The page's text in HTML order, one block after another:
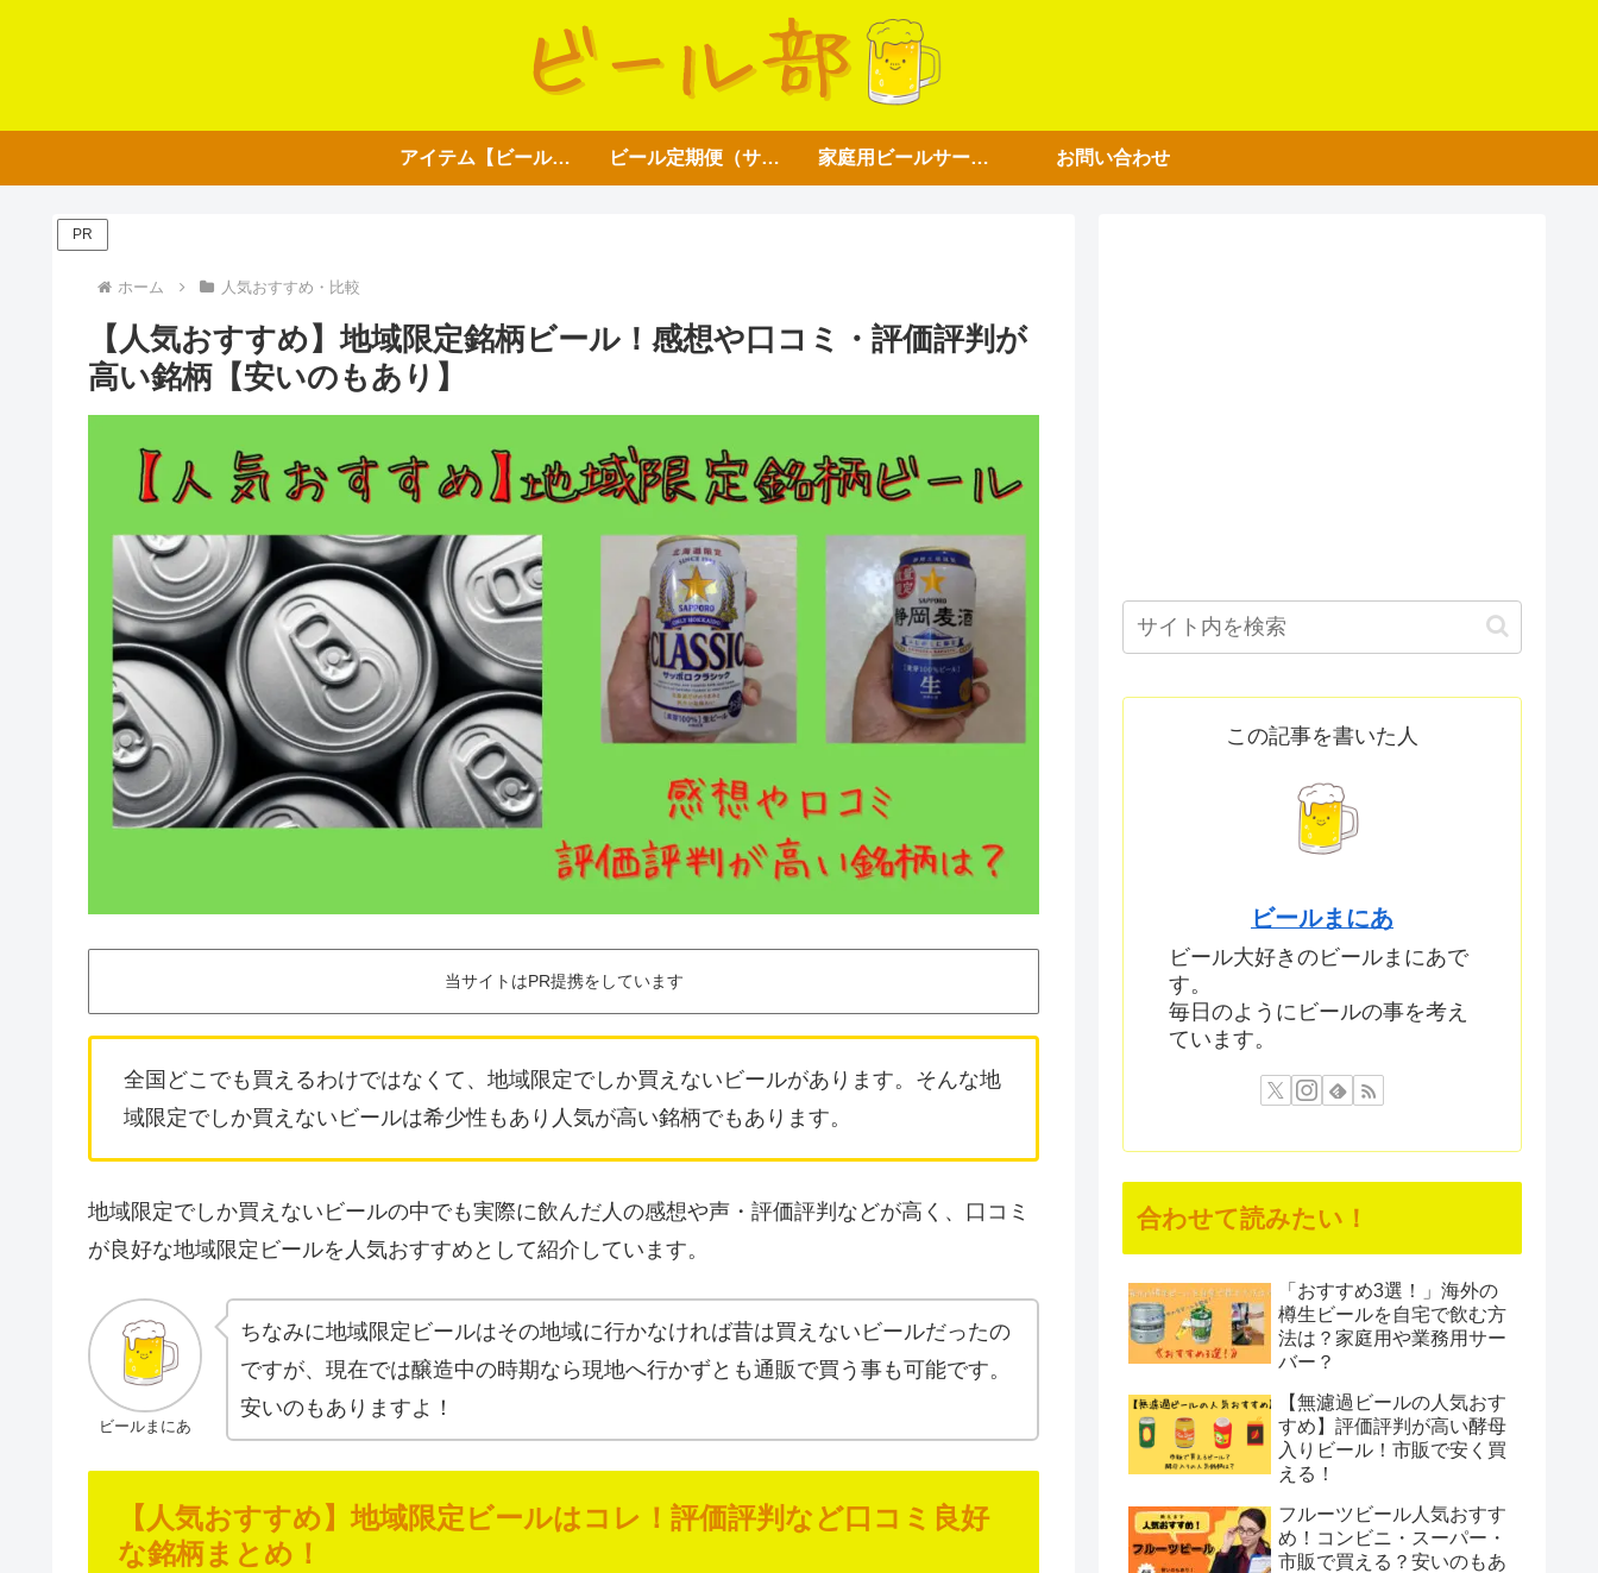
アイテム【ビール好き用】 ビール定期便（サブスク） 家庭用ビールサーバー お問い合わせ
PR
ホーム 人気おすすめ・比較
【人気おすすめ】地域限定銘柄ビール！感想や口コミ・評価評判が
高い銘柄【安いのもあり】
当サイトはPR提携をしています
全国どこでも買えるわけではなくて、地域限定でしか買えないビールがあります。そんな地
域限定でしか買えないビールは希少性もあり人気が高い銘柄でもあります。
地域限定でしか買えないビールの中でも実際に飲んだ人の感想や声・評価評判などが高く、口コミ
が良好な地域限定ビールを人気おすすめとして紹介しています。
ビールまにあ
ちなみに地域限定ビールはその地域に行かなければ昔は買えないビールだったの
ですが、現在では醸造中の時期なら現地へ行かずとも通販で買う事も可能です。
安いのもありますよ！
【人気おすすめ】地域限定ビールはコレ！評価評判など口コミ良好
な銘柄まとめ！
この記事を書いた人
ビールまにあ
ビール大好きのビールまにあで
す。
毎日のようにビールの事を考え
ています。
合わせて読みたい！
「おすすめ3選！」海外の
樽生ビールを自宅で飲む方
法は？家庭用や業務用サー
バー？
【無濾過ビールの人気おす
すめ】評価評判が高い酵母
入りビール！市販で安く買
える！
フルーツビール人気おすす
め！コンビニ・スーパー・
市販で買える？安いのもあ